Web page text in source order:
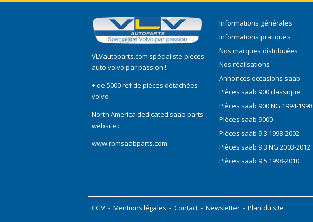
VLVautoparts.com spécialiste pieces
auto volvo par passion !
+ de 5000 ref de pièces détachées
volvo
North America dedicated saab parts
website :
www.rbmsaabparts.com
Informations générales
Informations pratiques
Nos marques distribuées
Nos réalisations
Annonces occasions saab
Pièces saab 900 classique
Pièces saab 900 NG 1994-1998
Pièces saab 9000
Pièces saab 9.3 1998-2002
Pièces saab 9.3 NG 2003-2012
Pièces saab 9.5 1998-2010
CGV- Mentions légales - Contact- Newsletter- Plan du site